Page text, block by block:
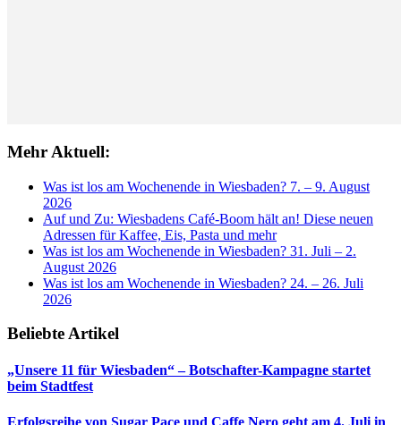
Mehr Aktuell:
Was ist los am Wochenende in Wiesbaden? 7. – 9. August
2026
Auf und Zu: Wiesbadens Café-Boom hält an! Diese neuen
Adressen für Kaffee, Eis, Pasta und mehr
Was ist los am Wochenende in Wiesbaden? 31. Juli – 2.
August 2026
Was ist los am Wochenende in Wiesbaden? 24. – 26. Juli
2026
Beliebte Artikel
„Unsere 11 für Wiesbaden“ – Botschafter-Kampagne startet
beim Stadtfest
Erfolgsreihe von Sugar Pace und Caffe Nero geht am 4. Juli in